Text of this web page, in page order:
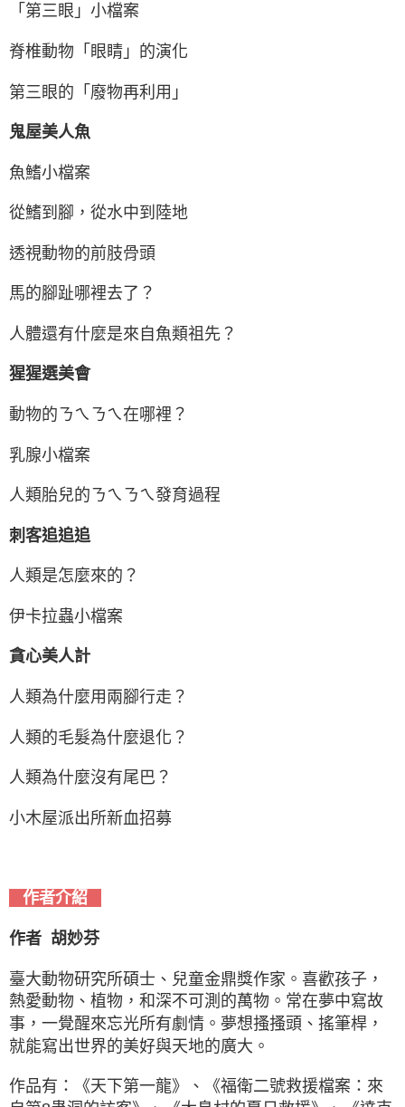
「第三眼」小檔案
脊椎動物「眼睛」的演化
第三眼的「廢物再利用」
鬼屋美人魚
魚鰭小檔案
從鰭到腳，從水中到陸地
透視動物的前肢骨頭
馬的腳趾哪裡去了？
人體還有什麼是來自魚類祖先？
猩猩選美會
動物的ㄋㄟㄋㄟ在哪裡？
乳腺小檔案
人類胎兒的ㄋㄟㄋㄟ發育過程
刺客追追追
人類是怎麼來的？
伊卡拉蟲小檔案
貪心美人計
人類為什麼用兩腳行走？
人類的毛髮為什麼退化？
人類為什麼沒有尾巴？
小木屋派出所新血招募
作者介紹
作者 胡妙芬
臺大動物研究所碩士、兒童金鼎獎作家。喜歡孩子，
熱愛動物、植物，和深不可測的萬物。常在夢中寫故
事，一覺醒來忘光所有劇情。夢想搔搔頭、搖筆桿，
就能寫出世界的美好與天地的廣大。
作品有：《天下第一龍》、《福衛二號救援檔案：來